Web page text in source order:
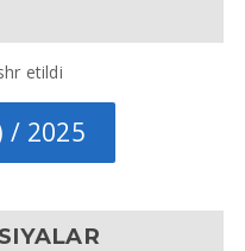
etildi
/ 2025